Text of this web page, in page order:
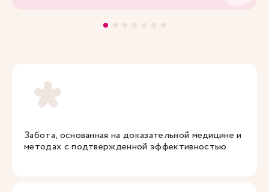
Забота, основанная на доказательной медицине и
методах с подтвержденной эффективностью